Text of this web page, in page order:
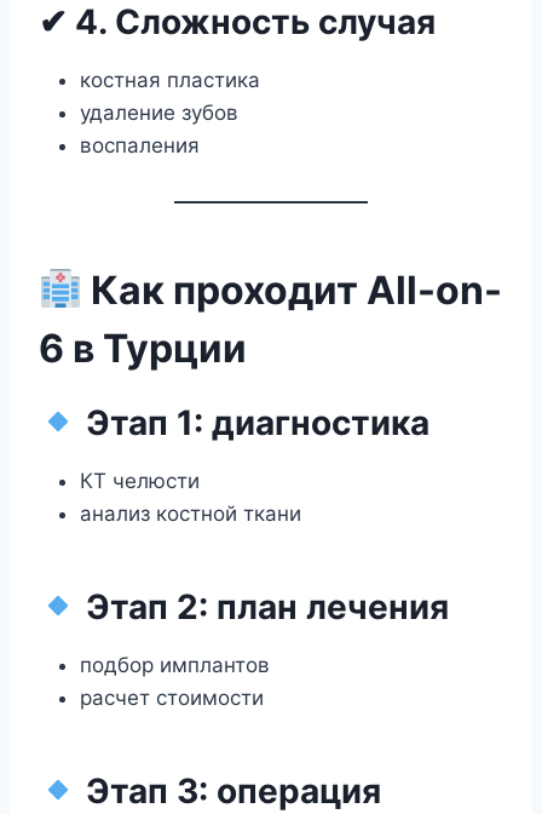
✔ 4. Сложность случая
костная пластика
удаление зубов
воспаления
Как проходит All-on-
6 в Турции
Этап 1: диагностика
КТ челюсти
анализ костной ткани
Этап 2: план лечения
подбор имплантов
расчет стоимости
Этап 3: операция